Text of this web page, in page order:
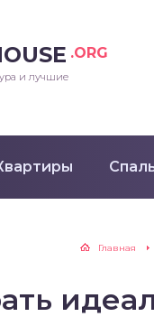
.ORG
и лучшие
Главная